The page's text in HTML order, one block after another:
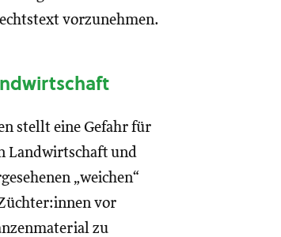
vorzunehmen.
stellt eine Gefahr für
Landwirtschaft und
„weichen“
vor
zu